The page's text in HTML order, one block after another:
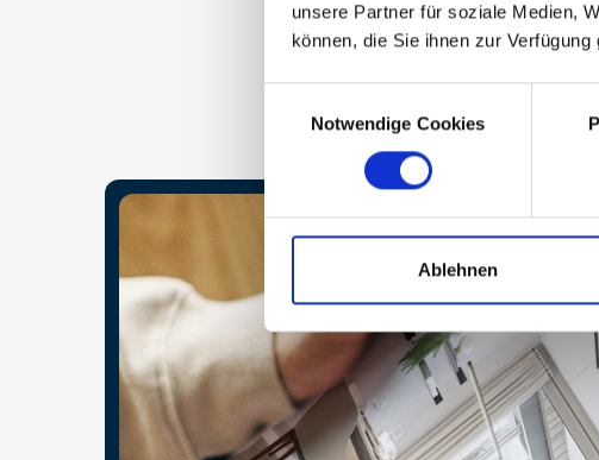
unsere Partner für soziale Medien,
können, die Sie ihnen zur
SelectionNotwendige Cookies
Ablehnen